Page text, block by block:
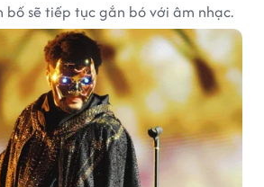
bố sẽ tiếp tục gắn bó với âm nhạc.